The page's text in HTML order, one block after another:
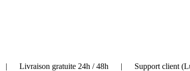
| Livraison gratuite 24h / 48h | Support client